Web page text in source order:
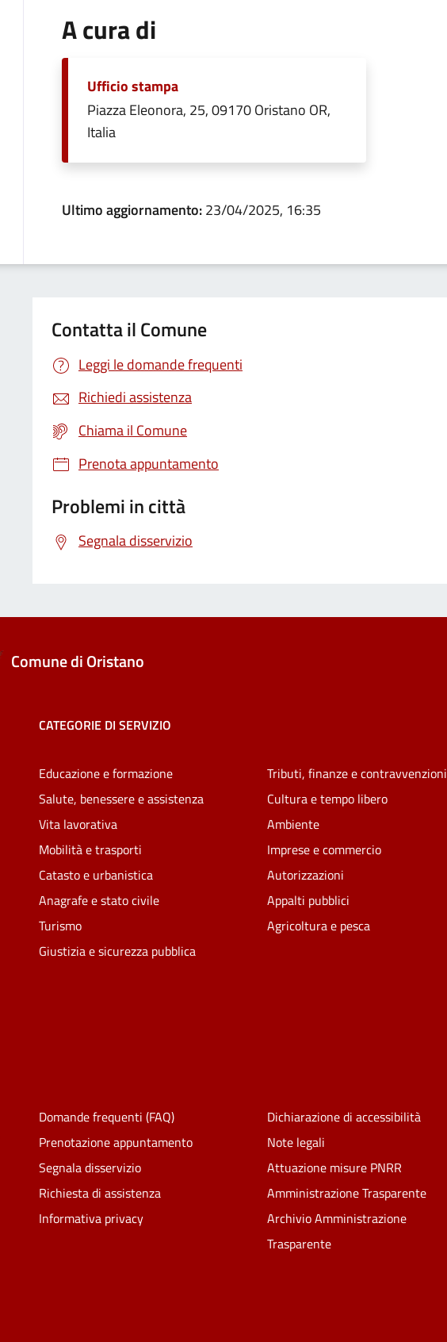
A cura di
Ufficio stampa
Piazza Eleonora, 25, 09170 Oristano OR,
Italia
Ultimo aggiornamento:23/04/2025, 16:35
Contatta il Comune
Leggi le domande frequenti
Richiedi assistenza
Chiama il Comune
Prenota appuntamento
Problemi in città
Segnala disservizio
Comune di Oristano
CATEGORIE DI SERVIZIO
Educazione e formazione
Salute, benessere e assistenza
Vita lavorativa
Mobilità e trasporti
Catasto e urbanistica
Anagrafe e stato civile
Turismo
Giustizia e sicurezza pubblica
Tributi, finanze e contravvenzioni
Cultura e tempo libero
Ambiente
Imprese e commercio
Autorizzazioni
Appalti pubblici
Agricoltura e pesca
Domande frequenti (FAQ)
Prenotazione appuntamento
Segnala disservizio
Richiesta di assistenza
Informativa privacy
Dichiarazione di accessibilità
Note legali
Attuazione misure PNRR
Amministrazione Trasparente
Archivio Amministrazione
Trasparente